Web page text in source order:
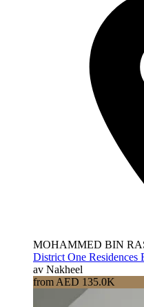
MOHAMMED BIN
District One Residences
av Nakheel
from AED 135.0K